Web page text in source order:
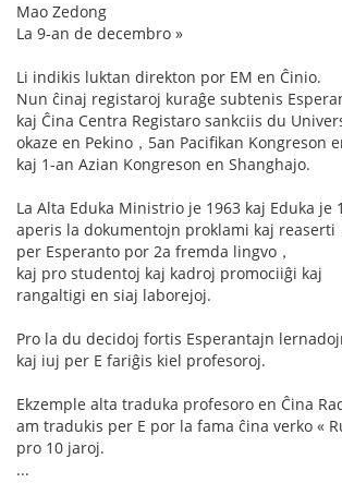
Mao Zedong
La 9-an de decembro »
Li indikis luktan direkton por EM en Ĉinio.
Nun ĉinaj registaroj kuraĝe subtenis
kaj Ĉina Centra Registaro sankciis du
okaze en Pekino，5an Pacifikan Kongreson
kaj 1-an Azian Kongreson en Shanghajo.
La Alta Eduka Ministrio je 1963 kaj Eduka je
aperis la dokumentojn proklami kaj reaserti
per Esperanto por 2a fremda lingvo，
kaj pro studentoj kaj kadroj promociiĝi kaj
rangaltigi en siaj laborejoj.
Pro la du decidoj fortis Esperantajn
kaj iuj per E fariĝis kiel profesoroj.
Ekzemple alta traduka profesoro en Ĉina
am tradukis per E por la fama ĉina verko «
pro 10 jaroj.
...